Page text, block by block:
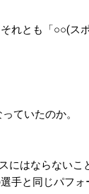
れとも「○○(ス
ていたのか。
にはならないこ
手と同じパフォ